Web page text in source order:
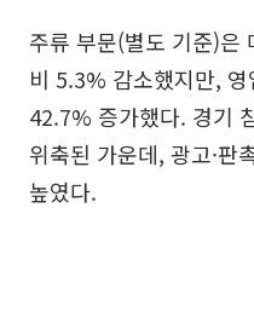
주류 부문(별도 기준)은
비 5.3% 감소했지만,
42.7% 증가했다. 경기
위축된 가운데, 광고·판
높였다.